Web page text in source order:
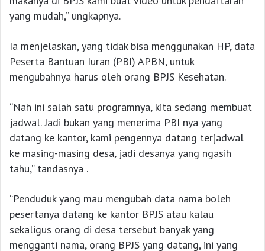
yang mudah,” ungkapnya.
Ia menjelaskan, yang tidak bisa menggunakan HP, data
Peserta Bantuan Iuran (PBI) APBN, untuk
mengubahnya harus oleh orang BPJS Kesehatan.
“Nah ini salah satu programnya, kita sedang membuat
jadwal. Jadi bukan yang menerima PBI nya yang
datang ke kantor, kami pengennya datang terjadwal
ke masing-masing desa, jadi desanya yang ngasih
tahu,” tandasnya .
“Penduduk yang mau mengubah data nama boleh
pesertanya datang ke kantor BPJS atau kalau
sekaligus orang di desa tersebut banyak yang
mengganti nama, orang BPJS yang datang, ini yang